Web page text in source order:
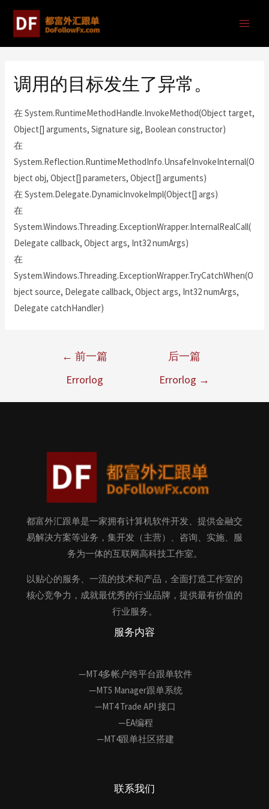
调用的目标发生了异常。
在 System.RuntimeMethodHandle.InvokeMethod(Object target,
Object[] arguments, Signature sig, Boolean constructor)
在
System.Reflection.RuntimeMethodInfo.UnsafeInvokeInternal(O
bject obj, Object[] parameters, Object[] arguments)
在 System.Delegate.DynamicInvokeImpl(Object[] args)
在
System.Windows.Threading.ExceptionWrapper.InternalRealCall(
Delegate callback, Object args, Int32 numArgs)
在
System.Windows.Threading.ExceptionWrapper.TryCatchWhen(O
bject source, Delegate callback, Object args, Int32 numArgs,
Delegate catchHandler)
← 前一篇
Errorlog
后一篇
Errorlog →
都富外汇跟单是一家拥有计算机软件开发、提供金融交
易解决方案等业务，集开发（主营）、咨询、实施、服
务为一体的互联网高科技工作室。
以贴心的服务、一流的技术和产品，全面打造工作室的
核心竞争力，成就最优秀的行业品牌，提供最有价值的
行业服务。
服务内容
—MT4多帐户跨平台跟单软件
—MT5 Manager跟单系统
—MT4 Trade API 接口
—EA编程
—MT4跟单社区搭建
联系我们